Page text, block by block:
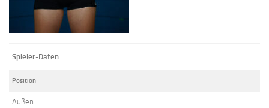
Spieler-Daten
Position
Außen